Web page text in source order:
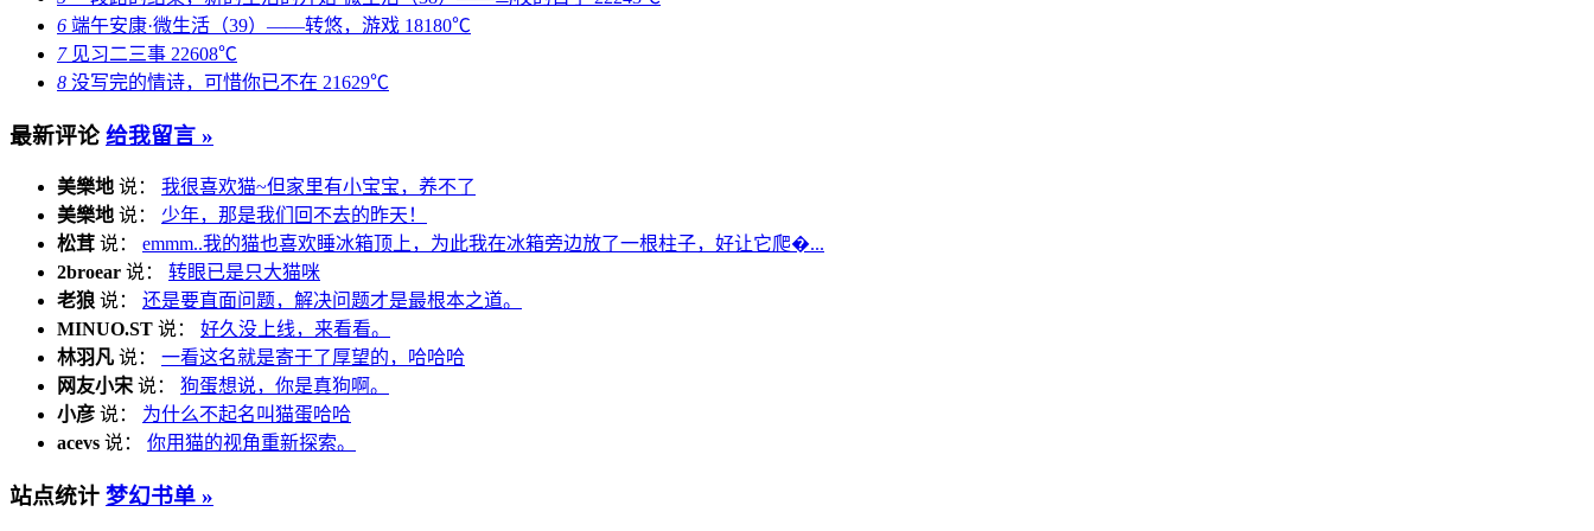
6 端午安康·微生活（39）——转悠，游戏 18180℃
7见习二三事 22608℃
8 没写完的情诗，可惜你已不在 21629℃
最新评论 给我留言 »
美樂地 说： 我很喜欢猫~但家里有小宝宝，养不了
美樂地 说： 少年，那是我们回不去的昨天！
松茸 说： emmm..我的猫也喜欢睡冰箱顶上，为此我在冰箱旁边放了一根柱子，好让它爬�...
2broear 说： 转眼已是只大猫咪
老狼 说： 还是要直面问题，解决问题才是最根本之道。
MINUO.ST 说： 好久没上线，来看看。
林羽凡 说： 一看这名就是寄于了厚望的，哈哈哈
网友小宋 说： 狗蛋想说，你是真狗啊。
小彦 说： 为什么不起名叫猫蛋哈哈
acevs 说： 你用猫的视角重新探索。
站点统计 梦幻书单 »